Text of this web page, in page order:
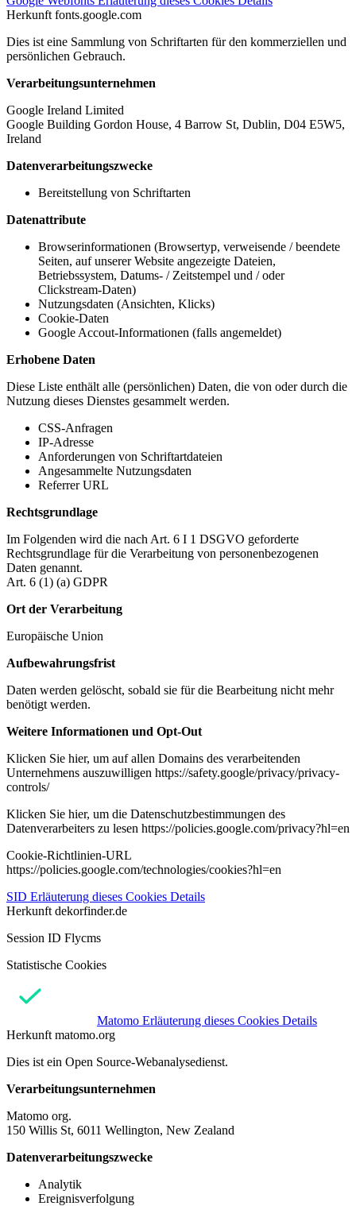
Herkunft fonts.google.com
Dies ist eine Sammlung von Schriftarten für den kommerziellen und
persönlichen Gebrauch.
Verarbeitungsunternehmen
Google Ireland Limited
Google Building Gordon House, 4 Barrow St, Dublin, D04 E5W5,
Ireland
Datenverarbeitungszwecke
Bereitstellung von Schriftarten
Datenattribute
Browserinformationen (Browsertyp, verweisende / beendete
Seiten, auf unserer Website angezeigte Dateien,
Betriebssystem, Datums- / Zeitstempel und / oder
Clickstream-Daten)
Nutzungsdaten (Ansichten, Klicks)
Cookie-Daten
Google Accout-Informationen (falls angemeldet)
Erhobene Daten
Diese Liste enthält alle (persönlichen) Daten, die von oder durch die
Nutzung dieses Dienstes gesammelt werden.
CSS-Anfragen
IP-Adresse
Anforderungen von Schriftartdateien
Angesammelte Nutzungsdaten
Referrer URL
Rechtsgrundlage
Im Folgenden wird die nach Art. 6 I 1 DSGVO geforderte
Rechtsgrundlage für die Verarbeitung von personenbezogenen
Daten genannt.
Art. 6 (1) (a) GDPR
Ort der Verarbeitung
Europäische Union
Aufbewahrungsfrist
Daten werden gelöscht, sobald sie für die Bearbeitung nicht mehr
benötigt werden.
Weitere Informationen und Opt-Out
Klicken Sie hier, um auf allen Domains des verarbeitenden
Unternehmens auszuwilligen https://safety.google/privacy/privacy-
controls/
Klicken Sie hier, um die Datenschutzbestimmungen des
Datenverarbeiters zu lesen https://policies.google.com/privacy?hl=en
Cookie-Richtlinien-URL
https://policies.google.com/technologies/cookies?hl=en
SID Erläuterung dieses Cookies Details
Herkunft dekorfinder.de
Session ID Flycms
Statistische Cookies
Matomo Erläuterung dieses Cookies Details
Herkunft matomo.org
Dies ist ein Open Source-Webanalysedienst.
Verarbeitungsunternehmen
Matomo org.
150 Willis St, 6011 Wellington, New Zealand
Datenverarbeitungszwecke
Analytik
Ereignisverfolgung